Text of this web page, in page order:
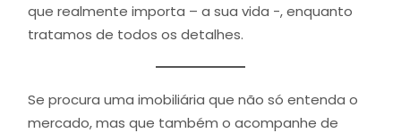
que realmente importa – a sua vida -, enquanto
tratamos de todos os detalhes.
Se procura uma imobiliária que não só entenda o
mercado, mas que também o acompanhe de